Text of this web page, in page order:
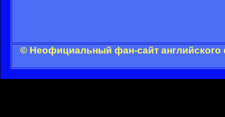
© Неофициальный фан-сайт английского